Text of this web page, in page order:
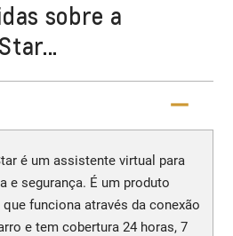
sobre a
é um assistente virtual para
e segurança. É um produto
funciona através da conexão
e tem cobertura 24 horas, 7